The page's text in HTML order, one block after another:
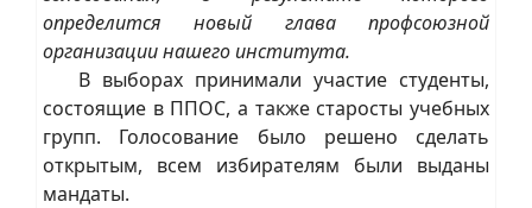
определится новый глава профсоюзной
организации нашего института.
В выборах принимали участие студенты,
состоящие в ППОС, а также старосты учебных
групп. Голосование было решено сделать
открытым, всем избирателям были выданы
мандаты.